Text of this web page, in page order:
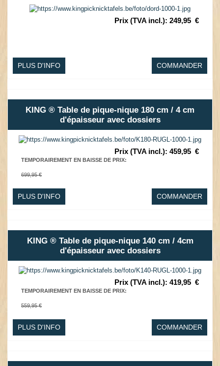
Prix (TVA incl.): 249,95 €
PLUS D'INFO COMMANDER
KING ® Table de pique-nique 180 cm / 4 cm
d'épaisseur avec dossiers
Prix (TVA incl.): 459,95 €
TEMPORAIREMENT EN BAISSE DE PRIX:
699,95 €
PLUS D'INFO COMMANDER
KING ® Table de pique-nique 140 cm / 4cm
d'épaisseur avec dossiers
Prix (TVA incl.): 419,95 €
TEMPORAIREMENT EN BAISSE DE PRIX:
559,95 €
PLUS D'INFO COMMANDER